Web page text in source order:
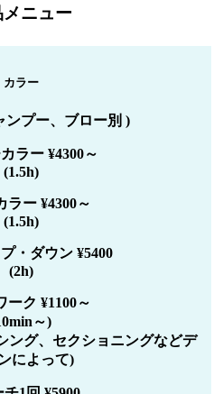
ニュー
カラー
ンプー、ブロー別 )
ラー ¥4300～
(1.5h)
ラー ¥4300～
(1.5h)
・ダウン ¥5400
(2h)
ーク ¥1100～
～)
ング、セクショニングなどデ
によって)